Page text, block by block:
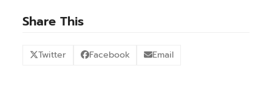
Share This
Twitter Facebook Email